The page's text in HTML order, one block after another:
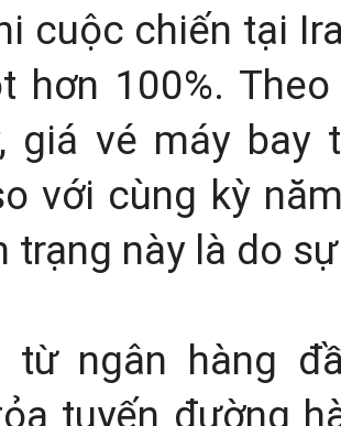
cuộc chiến tại
hơn 100%.
giá vé máy bay
với cùng kỳ
trạng này là do
từ ngân hàng
tuyến đường